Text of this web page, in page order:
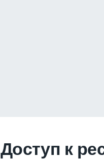
Доступ к